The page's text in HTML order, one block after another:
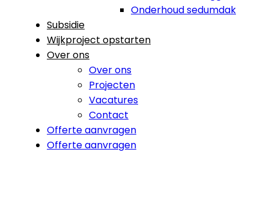
Onderhoud sedumdak
Subsidie
Wijkproject opstarten
Over ons
Over ons
Projecten
Vacatures
Contact
Offerte aanvragen
Offerte aanvragen